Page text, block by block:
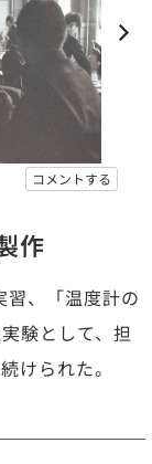
コメントする
作
、「温度計の
験として、担
けられた。